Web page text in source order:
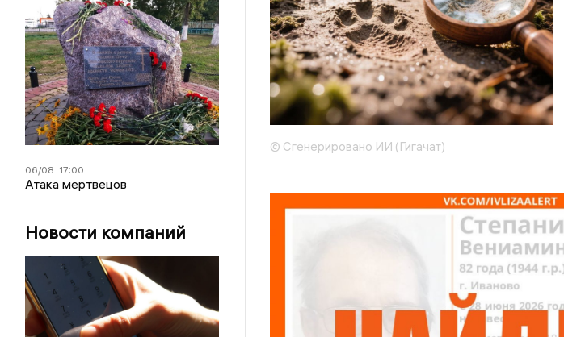
06/08 17:00
Атака мертвецов
Новости компаний
© Сгенерировано ИИ (Гигачат)